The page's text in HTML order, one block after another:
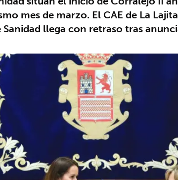
mes de marzo. El CAE de La
llega con retraso tras